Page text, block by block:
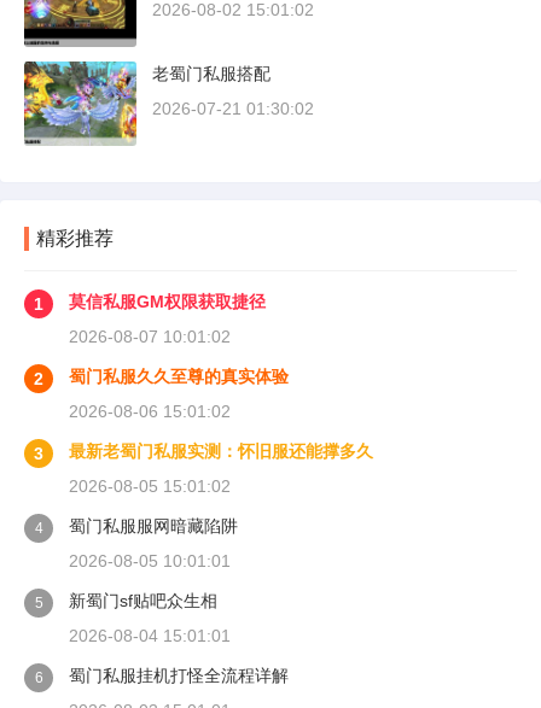
2026-08-02 15:01:02
老蜀门私服搭配
2026-07-21 01:30:02
精彩推荐
1
莫信私服GM权限获取捷径
2026-08-07 10:01:02
2
蜀门私服久久至尊的真实体验
2026-08-06 15:01:02
3
最新老蜀门私服实测：怀旧服还能撑多久
2026-08-05 15:01:02
4
蜀门私服服网暗藏陷阱
2026-08-05 10:01:01
5
新蜀门sf贴吧众生相
2026-08-04 15:01:01
6
蜀门私服挂机打怪全流程详解